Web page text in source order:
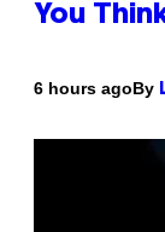
You
6 hours agoBy